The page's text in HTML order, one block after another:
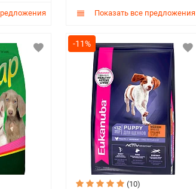
Показать все предложения
-11%
(10)